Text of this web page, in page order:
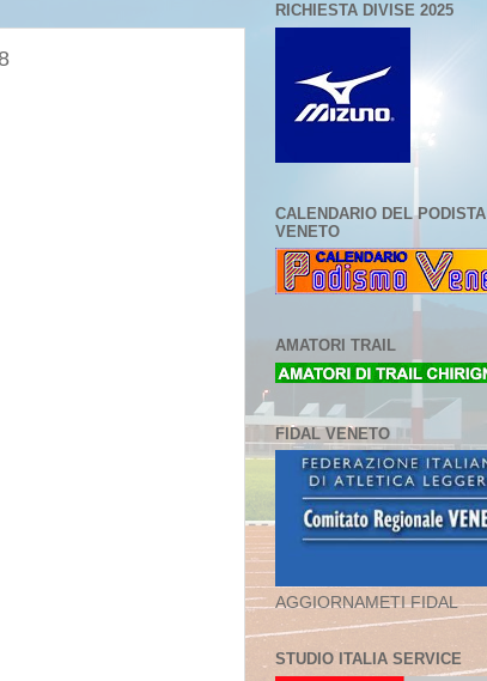
RICHIESTA DIVISE 2025
CALENDARIO DEL PODISTA
VENETO
AMATORI TRAIL
FIDAL VENETO
AGGIORNAMETI FIDAL
STUDIO ITALIA SERVICE